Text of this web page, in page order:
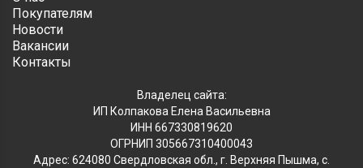
Покупателям
Новости
Вакансии
Контакты
Владелец сайта:
ИП Колпакова Елена Васильевна
ИНН 667330819620
ОГРНИП 305667310400043
Адрес: 624080 Свердловская обл., г. Верхняя Пышма, с.